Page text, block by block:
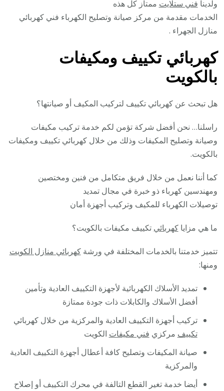
ولدينا فني ستلايت ممتاز كل هذه
الخدمات مقدمة من مركز صيانة وتصليح الكهرباء فني كهربائي
منازل الجهراء .
كهربائي تكييف ومكيفات
بالكويت
هل تبحث عن كهربائي تكييف لتركيب المكيف أو صيانتها؟
راسلنا… نحن أفضل شركة تؤمن لكم خدمة تركيب مكيفات
وصيانة وتصليح المكيفات وذلك من خلال كهربائي تكييف ومكيفات
بالكويت.
كما أننا نعمل من خلال فريق متكامل من فنين ومختصين
ومهندسين كهرباء ذو خبرة في مجال تمديد
توصيلات الكهرباء للمكيف وتركيب أجهزة أمان
ما هي مزاياكهربائي تكييف مكيفات بالكويت؟
تتميز خدمتنا بالخدمات المختلفة في ورشةكهربائي منازل الكويت
ومنها:
تمديد الأسلاك الكهربائية لأجهزة التكييف العادية وتأمين
أفضل الأسلاك والكابلات ذات جودة ممتازة
تركيب أجهزة التكييف العادية والمركزية من خلال كهربائي
تكييف مركزي فني مكيفات الكويت
صيانة المكيفات وتصليح كافة أعطال أجهزة التكييف العادية
والمركزية
أيضا خدمة تغير القطع التالفة في محرك التكييف أو إصلاح